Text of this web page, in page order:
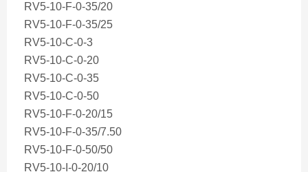
RV5-10-F-0-35/20
RV5-10-F-0-35/25
RV5-10-C-0-3
RV5-10-C-0-20
RV5-10-C-0-35
RV5-10-C-0-50
RV5-10-F-0-20/15
RV5-10-F-0-35/7.50
RV5-10-F-0-50/50
RV5-10-I-0-20/10